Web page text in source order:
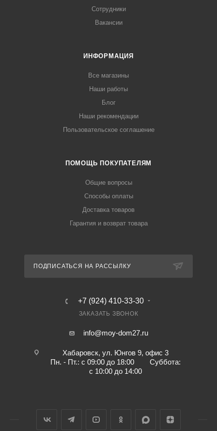
Сотрудники
Вакансии
ИНФОРМАЦИЯ
Все магазины
Наши работы
Блог
Наши рекомендации
Пользовательское соглашение
ПОМОЩЬ ПОКУПАТЕЛЯМ
Общие вопросы
Способы оплаты
Доставка товаров
Гарантия и возврат товара
ПОДПИСАТЬСЯ НА РАССЫЛКУ
+7 (924) 410-33-30
ЗАКАЗАТЬ ЗВОНОК
info@moy-dom27.ru
Хабаровск, ул. Юнгов 9, офис 3
Пн. - Пт.: с 09:00 до 18:00 Суббота:
с 10:00 до 14:00